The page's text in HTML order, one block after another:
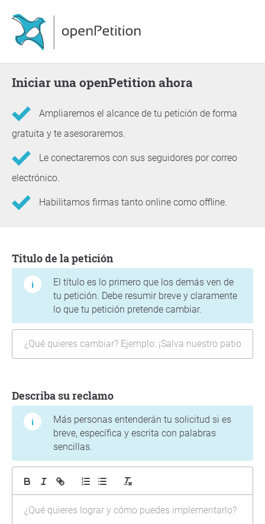
Iniciar una openPetition ahora
Ampliaremos el alcance de tu petición de forma
gratuita y te asesoraremos.
Le conectaremos con sus seguidores por correo
electrónico.
Habilitamos firmas tanto online como offline.
Titulo de la petición
El título es lo primero que los demás ven de
tu petición. Debe resumir breve y claramente
lo que tu petición pretende cambiar.
Describa su reclamo
Más personas entenderán tu solicitud si es
breve, específica y escrita con palabras
sencillas.